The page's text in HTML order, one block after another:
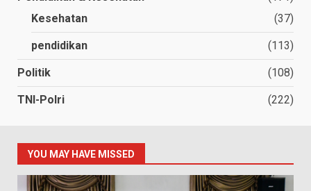
Kesehatan
(37)
pendidikan (113)
Politik (108)
TNI-Polri (222)
YOU MAY HAVE MISSED